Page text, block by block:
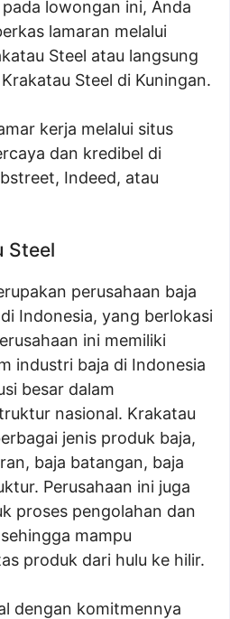
lowongan ini, Anda
lamaran melalui
Steel atau langsung
Steel di Kuningan.
kerja melalui situs
dan kredibel di
Indeed, atau
Steel
perusahaan baja
Indonesia, yang berlokasi
ini memiliki
industri baja di Indonesia
besar dalam
nasional. Krakatau
jenis produk baja,
baja batangan, baja
Perusahaan ini juga
proses pengolahan dan
mampu
produk dari hulu ke hilir.
dengan komitmennya